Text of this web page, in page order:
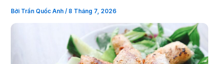
Bởi Trần Quốc Anh/ 8 Tháng 7, 2026